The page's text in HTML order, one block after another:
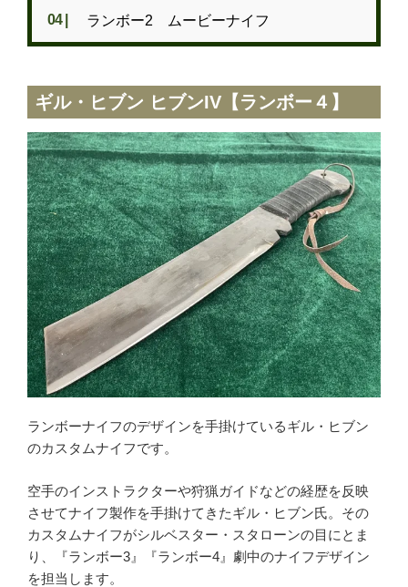
買取実績
新着情報・お知らせ
ご利用案内
ご利用が初めての方へ
宅配買取の流れ
出張買取の流れ
店頭買取の流れ
遺品買取
出張対応エリア
よくある質問
関東・関西エリアの出張買取強化中！
くれいも屋について
スタッフ紹介
スタッフブログ
オンラインショップ
ランボー2 ムービーナイフ
ギル・ヒブン ヒブンIV【ランボー４】
ランボーナイフのデザインを手掛けているギル・ヒブン
のカスタムナイフです。
空手のインストラクターや狩猟ガイドなどの経歴を反映
させてナイフ製作を手掛けてきたギル・ヒブン氏。その
カスタムナイフがシルベスター・スタローンの目にとま
り、『ランボー3』『ランボー4』劇中のナイフデザイン
を担当します。